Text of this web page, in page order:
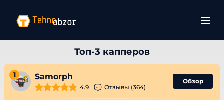
1 Samorph
4.9 Отзывы (364)
Обзор